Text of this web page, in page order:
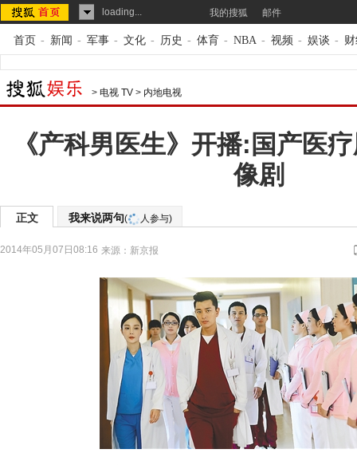
loading... 我的搜狐 邮件
首页 - 新闻 - 军事 - 文化 - 历史 - 体育 - NBA - 视频 - 娱谈 -
> 电视 TV > 内地电视
《产科男医生》开播:国产医
像剧
正文 我来说两句( 人参与)
2014年05月07日08:16 来源： 新京报